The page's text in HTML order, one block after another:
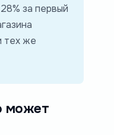
за первый
тех же
может